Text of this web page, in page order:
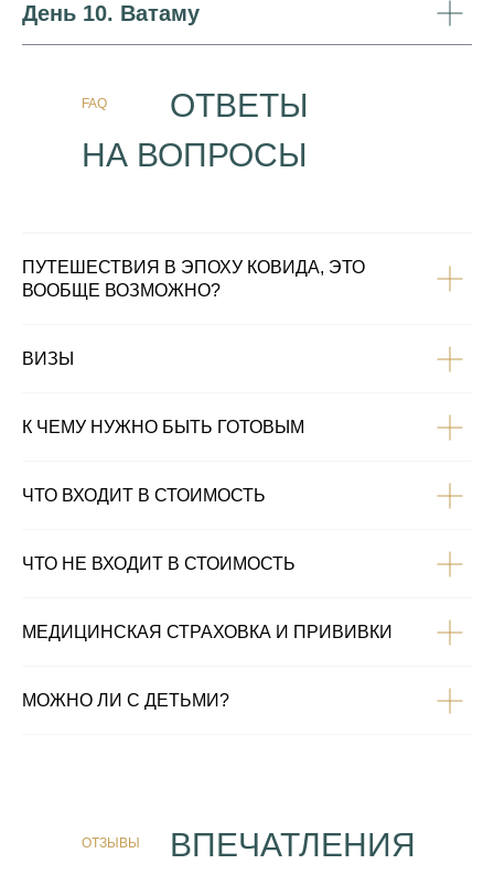
День 10. Ватаму
ОТВЕТЫ
НА ВОПРОСЫ
FAQ
ПУТЕШЕСТВИЯ В ЭПОХУ КОВИДА, ЭТО
ВООБЩЕ ВОЗМОЖНО?
ВИЗЫ
К ЧЕМУ НУЖНО БЫТЬ ГОТОВЫМ
ЧТО ВХОДИТ В СТОИМОСТЬ
ЧТО НЕ ВХОДИТ В СТОИМОСТЬ
МЕДИЦИНСКАЯ СТРАХОВКА И ПРИВИВКИ
МОЖНО ЛИ С ДЕТЬМИ?
ВПЕЧАТЛЕНИЯ
ОТЗЫВЫ